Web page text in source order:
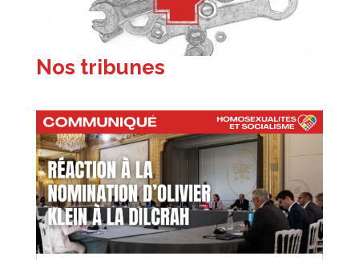
Nos tribunes